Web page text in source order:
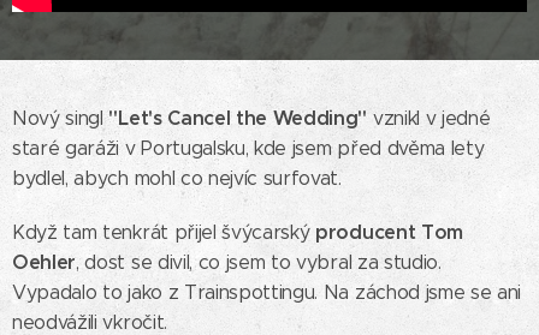
Nový singl"Let's Cancel the Wedding" vznikl v jedné
staré garáži v Portugalsku, kde jsem před dvěma lety
bydlel, abych mohl co nejvíc surfovat.
Když tam tenkrát přijel švýcarský producent Tom
Oehler, dost se divil, co jsem to vybral za studio.
Vypadalo to jako z Trainspottingu. Na záchod jsme se ani
neodvážili vkročit.